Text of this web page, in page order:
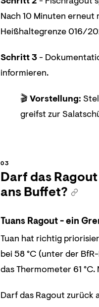
Nach 10 Minuten
Heißhaltegrenze 016/
Schritt 3-
informieren.
🎬 Vorstellung:
greifst zur
Darf das
ans Buffet?
Tuans Ragout - ein
Tuan hat richtig
bei 58 °C (unter der
das Thermometer 61
Darf das Ragout zurück